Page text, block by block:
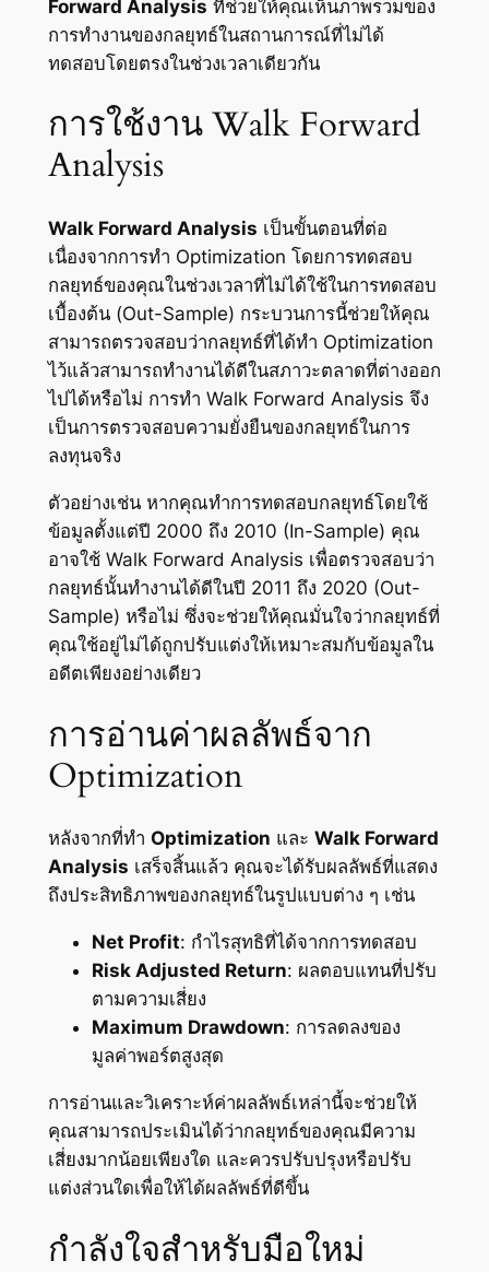
Forward Analysis ที่ช่วยให้คุณเห็นภาพรวมของ
การทำงานของกลยุทธ์ในสถานการณ์ที่ไม่ได้
ทดสอบโดยตรงในช่วงเวลาเดียวกัน
การใช้งาน Walk Forward
Analysis
Walk Forward Analysis เป็นขั้นตอนที่ต่อ
เนื่องจากการทำ Optimization โดยการทดสอบ
กลยุทธ์ของคุณในช่วงเวลาที่ไม่ได้ใช้ในการทดสอบ
เบื้องต้น (Out-Sample) กระบวนการนี้ช่วยให้คุณ
สามารถตรวจสอบว่ากลยุทธ์ที่ได้ทำ Optimization
ไว้แล้วสามารถทำงานได้ดีในสภาวะตลาดที่ต่างออก
ไปได้หรือไม่ การทำ Walk Forward Analysis จึง
เป็นการตรวจสอบความยั่งยืนของกลยุทธ์ในการ
ลงทุนจริง
ตัวอย่างเช่น หากคุณทำการทดสอบกลยุทธ์โดยใช้
ข้อมูลตั้งแต่ปี 2000 ถึง 2010 (In-Sample) คุณ
อาจใช้ Walk Forward Analysis เพื่อตรวจสอบว่า
กลยุทธ์นั้นทำงานได้ดีในปี 2011 ถึง 2020 (Out-
Sample) หรือไม่ ซึ่งจะช่วยให้คุณมั่นใจว่ากลยุทธ์ที่
คุณใช้อยู่ไม่ได้ถูกปรับแต่งให้เหมาะสมกับข้อมูลใน
อดีตเพียงอย่างเดียว
การอ่านค่าผลลัพธ์จาก
Optimization
หลังจากที่ทำ Optimization และ Walk Forward
Analysis เสร็จสิ้นแล้ว คุณจะได้รับผลลัพธ์ที่แสดง
ถึงประสิทธิภาพของกลยุทธ์ในรูปแบบต่าง ๆ เช่น
Net Profit: กำไรสุทธิที่ได้จากการทดสอบ
Risk Adjusted Return: ผลตอบแทนที่ปรับ
ตามความเสี่ยง
Maximum Drawdown: การลดลงของ
มูลค่าพอร์ตสูงสุด
การอ่านและวิเคราะห์ค่าผลลัพธ์เหล่านี้จะช่วยให้
คุณสามารถประเมินได้ว่ากลยุทธ์ของคุณมีความ
เสี่ยงมากน้อยเพียงใด และควรปรับปรุงหรือปรับ
แต่งส่วนใดเพื่อให้ได้ผลลัพธ์ที่ดีขึ้น
กำลังใจสำหรับมือใหม่